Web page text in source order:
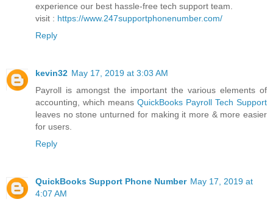
experience our best hassle-free tech support team.
visit : https://www.247supportphonenumber.com/
Reply
kevin32 May 17, 2019 at 3:03 AM
Payroll is amongst the important the various elements of
accounting, which means QuickBooks Payroll Tech Support
leaves no stone unturned for making it more & more easier
for users.
Reply
QuickBooks Support Phone Number May 17, 2019 at
4:07 AM